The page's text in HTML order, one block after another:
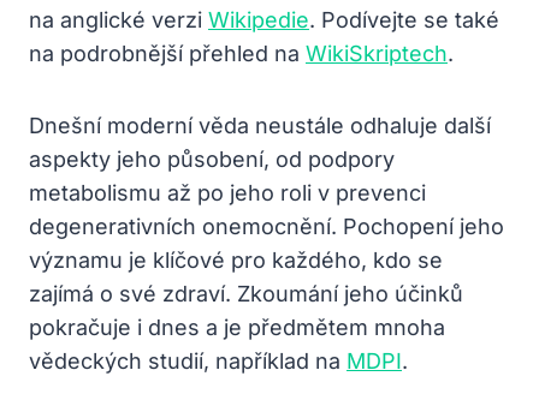
na anglické verzi Wikipedie. Podívejte se také
na podrobnější přehled na WikiSkriptech.
Dnešní moderní věda neustále odhaluje další
aspekty jeho působení, od podpory
metabolismu až po jeho roli v prevenci
degenerativních onemocnění. Pochopení jeho
významu je klíčové pro každého, kdo se
zajímá o své zdraví. Zkoumání jeho účinků
pokračuje i dnes a je předmětem mnoha
vědeckých studií, například na MDPI.